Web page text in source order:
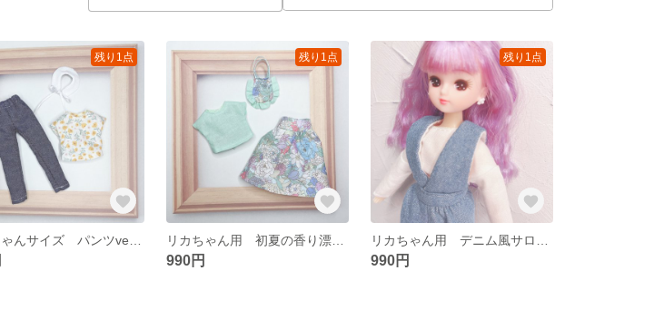
残り1点 残り1点
990円
残り1点
990円